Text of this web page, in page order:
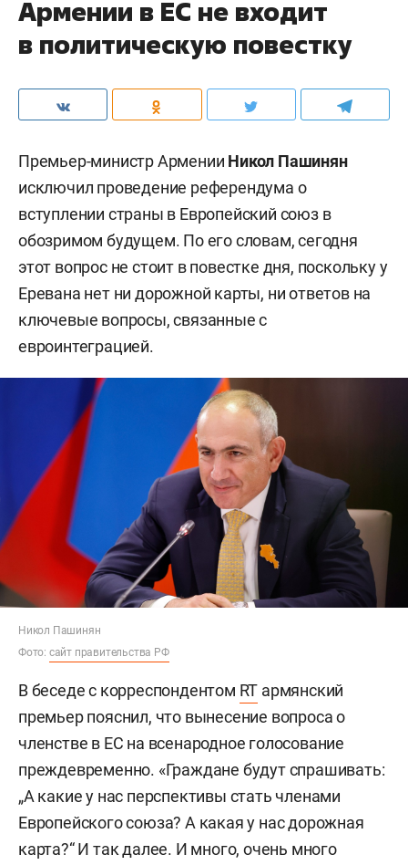
Армении в ЕС не входит
в политическую повестку
Премьер-министр Армении Никол Пашинян
исключил проведение референдума о
вступлении страны в Европейский союз в
обозримом будущем. По его словам, сегодня
этот вопрос не стоит в повестке дня, поскольку у
Еревана нет ни дорожной карты, ни ответов на
ключевые вопросы, связанные с
евроинтеграцией.
Никол Пашинян
Фото: сайт правительства РФ
В беседе с корреспондентом RT армянский
премьер пояснил, что вынесение вопроса о
членстве в ЕС на всенародное голосование
преждевременно. «Граждане будут спрашивать:
„А какие у нас перспективы стать членами
Европейского союза? А какая у нас дорожная
карта?“ И так далее. И много, очень много